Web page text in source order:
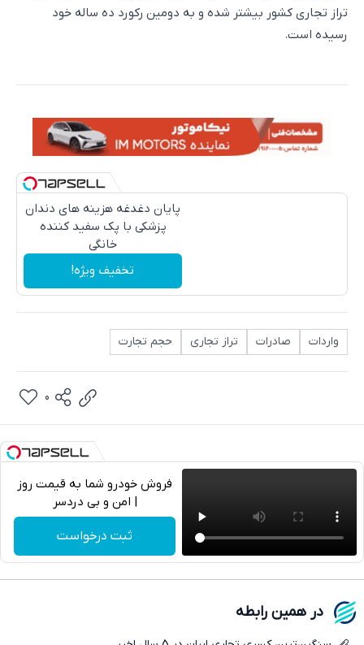
تراز تجاری کشور بیشتر شده و به دومین رکورد ده ساله خود
رسیده است.
پایان دغدغه هزینه های دندان
پزشکی با پک سفید کننده
خانگی
تخفیف ویژه!
واردات صادرات تراز تجاری حجم تجارت
تلگرام
واتساپ
0
فروش خودرو شما به قیمت روز
| امن و بی دردسر
ثبت درخواست
در همین رابطه